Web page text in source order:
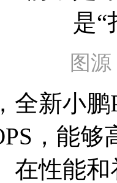
图
全新小
，能
在性能